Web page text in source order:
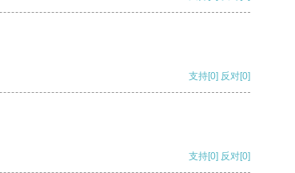
支持[0] 反对[0]
支持[0] 反对[0]